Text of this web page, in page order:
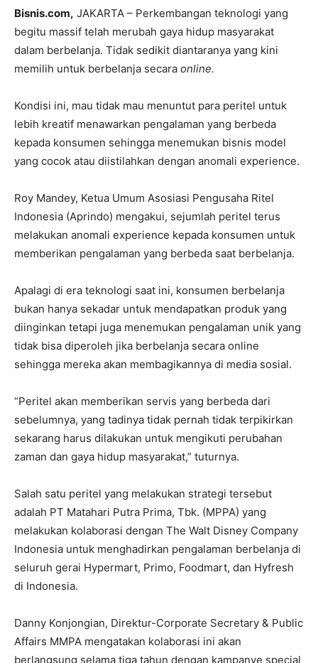
Bisnis.com, JAKARTA – Perkembangan teknologi yang
begitu massif telah merubah gaya hidup masyarakat
dalam berbelanja. Tidak sedikit diantaranya yang kini
memilih untuk berbelanja secara online.
Kondisi ini, mau tidak mau menuntut para peritel untuk
lebih kreatif menawarkan pengalaman yang berbeda
kepada konsumen sehingga menemukan bisnis model
yang cocok atau diistilahkan dengan anomali experience.
Roy Mandey, Ketua Umum Asosiasi Pengusaha Ritel
Indonesia (Aprindo) mengakui, sejumlah peritel terus
melakukan anomali experience kepada konsumen untuk
memberikan pengalaman yang berbeda saat berbelanja.
Apalagi di era teknologi saat ini, konsumen berbelanja
bukan hanya sekadar untuk mendapatkan produk yang
diinginkan tetapi juga menemukan pengalaman unik yang
tidak bisa diperoleh jika berbelanja secara online
sehingga mereka akan membagikannya di media sosial.
“Peritel akan memberikan servis yang berbeda dari
sebelumnya, yang tadinya tidak pernah tidak terpikirkan
sekarang harus dilakukan untuk mengikuti perubahan
zaman dan gaya hidup masyarakat,” tuturnya.
Salah satu peritel yang melakukan strategi tersebut
adalah PT Matahari Putra Prima, Tbk. (MPPA) yang
melakukan kolaborasi dengan The Walt Disney Company
Indonesia untuk menghadirkan pengalaman berbelanja di
seluruh gerai Hypermart, Primo, Foodmart, dan Hyfresh
di Indonesia.
Danny Konjongian, Direktur-Corporate Secretary & Public
Affairs MMPA mengatakan kolaborasi ini akan
berlangsung selama tiga tahun dengan kampanye special